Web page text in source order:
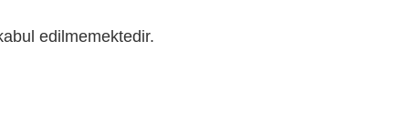
edilmemektedir.